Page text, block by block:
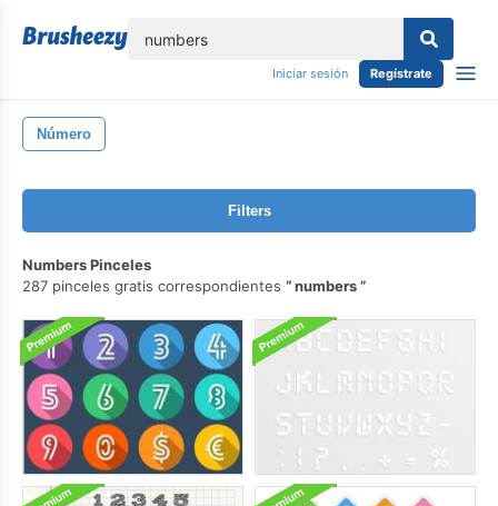
Iniciar sesión Regístrate
Número
Filters
Numbers Pinceles
287 pinceles gratis correspondientes
numbers